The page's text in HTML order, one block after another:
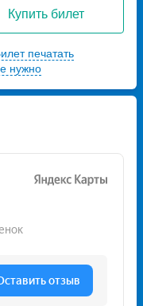
Купить билет
печатать
нужно